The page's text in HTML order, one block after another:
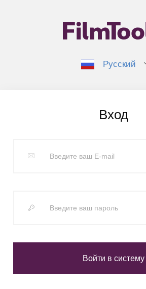
Русский
Вход